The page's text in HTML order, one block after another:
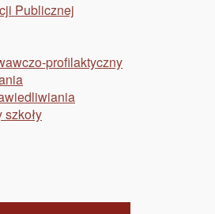
Publicznej
profilaktyczny